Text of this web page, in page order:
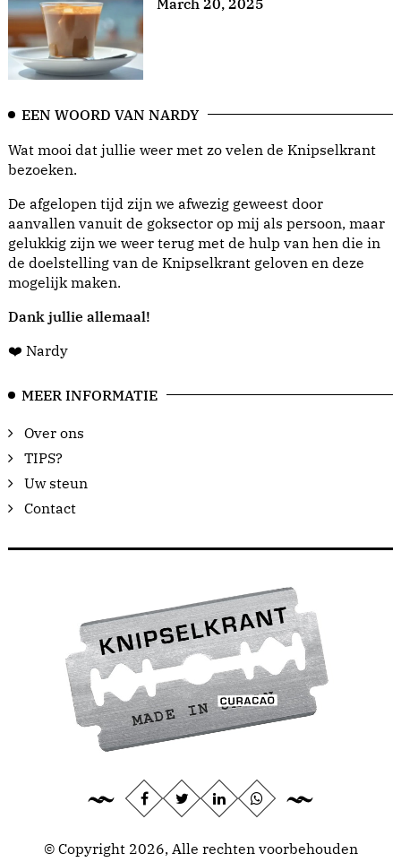
EEN WOORD VAN NARDY
Wat mooi dat jullie weer met zo velen de Knipselkrant
bezoeken.
De afgelopen tijd zijn we afwezig geweest door
aanvallen vanuit de goksector op mij als persoon, maar
gelukkig zijn we weer terug met de hulp van hen die in
de doelstelling van de Knipselkrant geloven en deze
mogelijk maken.
Dank jullie allemaal!
❤️ Nardy
MEER INFORMATIE
Over ons
TIPS?
Uw steun
Contact
© Copyright 2026, Alle rechten voorbehouden